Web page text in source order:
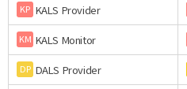
KP KALS Provider
KM KALS Monitor
DP DALS Provider